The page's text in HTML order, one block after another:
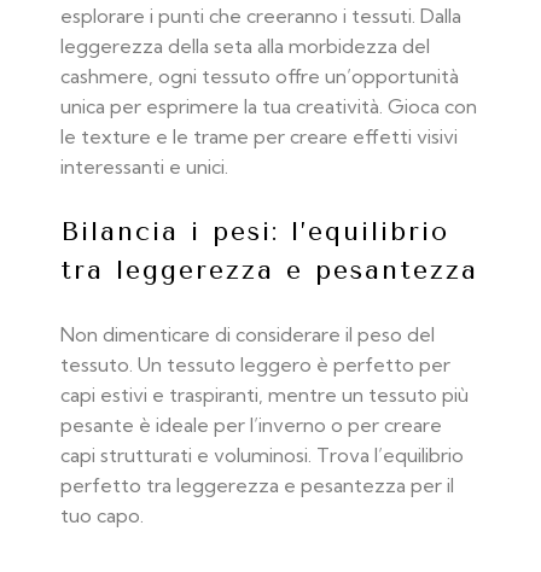
esplorare i punti che creeranno i tessuti. Dalla
leggerezza della seta alla morbidezza del
cashmere, ogni tessuto offre un’opportunità
unica per esprimere la tua creatività. Gioca con
le texture e le trame per creare effetti visivi
interessanti e unici.
Bilancia i pesi: l’equilibrio
tra leggerezza e pesantezza
Non dimenticare di considerare il peso del
tessuto. Un tessuto leggero è perfetto per
capi estivi e traspiranti, mentre un tessuto più
pesante è ideale per l’inverno o per creare
capi strutturati e voluminosi. Trova l’equilibrio
perfetto tra leggerezza e pesantezza per il
tuo capo.